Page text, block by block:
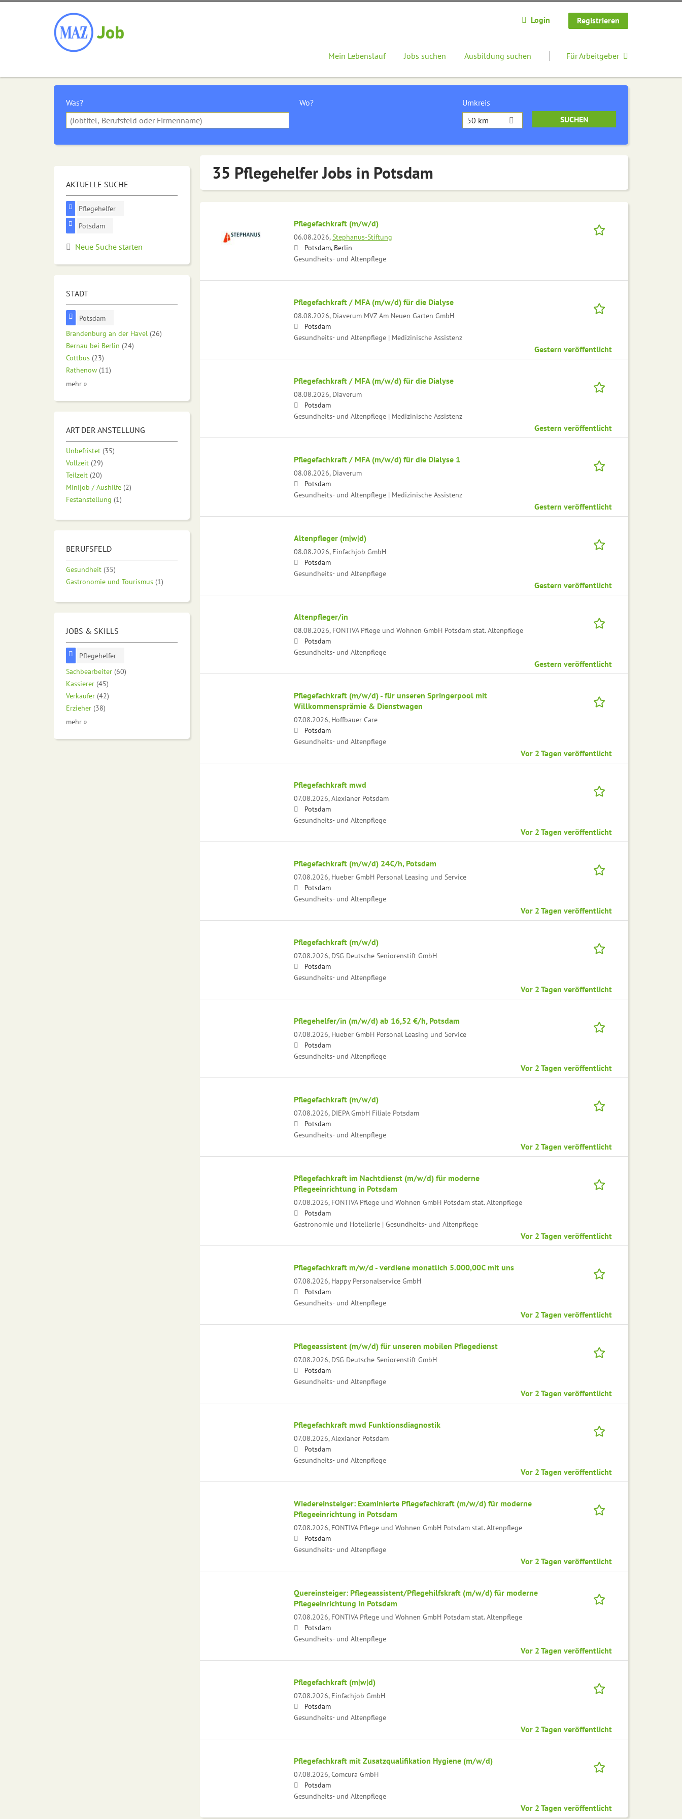
Login Registrieren
Mein Lebenslauf Jobs suchen Ausbildung suchen Für Arbeitgeber
Was? Wo?
Umkreis
50 km
35 Pflegehelfer Jobs in Potsdam
Pflegefachkraft (m/w/d)
06.08.2026, Stephanus-Stiftung
Potsdam, Berlin
Gesundheits- und Altenpflege
Pflegefachkraft / MFA (m/w/d) für die Dialyse
08.08.2026, Diaverum MVZ Am Neuen Garten GmbH
Potsdam
Gesundheits- und Altenpflege | Medizinische Assistenz
Gestern veröffentlicht
Pflegefachkraft / MFA (m/w/d) für die Dialyse
08.08.2026, Diaverum
Potsdam
Gesundheits- und Altenpflege | Medizinische Assistenz
Gestern veröffentlicht
Pflegefachkraft / MFA (m/w/d) für die Dialyse 1
08.08.2026, Diaverum
Potsdam
Gesundheits- und Altenpflege | Medizinische Assistenz
Gestern veröffentlicht
Altenpfleger (m|w|d)
08.08.2026, Einfachjob GmbH
Potsdam
Gesundheits- und Altenpflege
Gestern veröffentlicht
Altenpfleger/in
08.08.2026, FONTIVA Pflege und Wohnen GmbH Potsdam stat. Altenpflege
Potsdam
Gesundheits- und Altenpflege
Gestern veröffentlicht
Pflegefachkraft (m/w/d) - für unseren Springerpool mit
Willkommensprämie & Dienstwagen
07.08.2026, Hoffbauer Care
Potsdam
Gesundheits- und Altenpflege
Vor 2 Tagen veröffentlicht
Pflegefachkraft mwd
07.08.2026,Alexianer Potsdam
Potsdam
Gesundheits- und Altenpflege
Vor 2 Tagen veröffentlicht
Pflegefachkraft (m/w/d) 24€/h, Potsdam
07.08.2026, Hueber GmbH Personal Leasing und Service
Potsdam
Gesundheits- und Altenpflege
Vor 2 Tagen veröffentlicht
Pflegefachkraft (m/w/d)
07.08.2026, DSG Deutsche Seniorenstift GmbH
Potsdam
Gesundheits- und Altenpflege
Vor 2 Tagen veröffentlicht
Pflegehelfer/in (m/w/d) ab 16,52 €/h, Potsdam
07.08.2026, Hueber GmbH Personal Leasing und Service
Potsdam
Gesundheits- und Altenpflege
Vor 2 Tagen veröffentlicht
Pflegefachkraft (m/w/d)
07.08.2026, DIEPA GmbH Filiale Potsdam
Potsdam
Gesundheits- und Altenpflege
Vor 2 Tagen veröffentlicht
Pflegefachkraft im Nachtdienst (m/w/d) für moderne
Pflegeeinrichtung in Potsdam
07.08.2026, FONTIVA Pflege und Wohnen GmbH Potsdam stat. Altenpflege
Potsdam
Gastronomie und Hotellerie | Gesundheits- und Altenpflege
Vor 2 Tagen veröffentlicht
Pflegefachkraft m/w/d - verdiene monatlich 5.000,00€ mit uns
07.08.2026, Happy Personalservice GmbH
Potsdam
Gesundheits- und Altenpflege
Vor 2 Tagen veröffentlicht
Pflegeassistent (m/w/d) für unseren mobilen Pflegedienst
07.08.2026, DSG Deutsche Seniorenstift GmbH
Potsdam
Gesundheits- und Altenpflege
Vor 2 Tagen veröffentlicht
Pflegefachkraft mwd Funktionsdiagnostik
07.08.2026,Alexianer Potsdam
Potsdam
Gesundheits- und Altenpflege
Vor 2 Tagen veröffentlicht
Wiedereinsteiger: Examinierte Pflegefachkraft (m/w/d) für moderne
Pflegeeinrichtung in Potsdam
07.08.2026, FONTIVA Pflege und Wohnen GmbH Potsdam stat. Altenpflege
Potsdam
Gesundheits- und Altenpflege
Vor 2 Tagen veröffentlicht
Quereinsteiger: Pflegeassistent/Pflegehilfskraft (m/w/d) für moderne
Pflegeeinrichtung in Potsdam
07.08.2026, FONTIVA Pflege und Wohnen GmbH Potsdam stat. Altenpflege
Potsdam
Gesundheits- und Altenpflege
Vor 2 Tagen veröffentlicht
Pflegefachkraft (m|w|d)
07.08.2026, Einfachjob GmbH
Potsdam
Gesundheits- und Altenpflege
Vor 2 Tagen veröffentlicht
Pflegefachkraft mit Zusatzqualifikation Hygiene (m/w/d)
07.08.2026,Comcura GmbH
Potsdam
Gesundheits- und Altenpflege
Vor 2 Tagen veröffentlicht
AKTUELLE SUCHE
Pflegehelfer
Potsdam
Neue Suche starten
STADT
Potsdam
Brandenburg an der Havel (26)
Bernau bei Berlin (24)
Cottbus (23)
Rathenow (11)
mehr »
ART DER ANSTELLUNG
Unbefristet (35)
Vollzeit (29)
Teilzeit (20)
Minijob / Aushilfe (2)
Festanstellung (1)
BERUFSFELD
Gesundheit (35)
Gastronomie und Tourismus (1)
JOBS & SKILLS
Pflegehelfer
Sachbearbeiter (60)
Kassierer (45)
Verkäufer (42)
Erzieher (38)
mehr »